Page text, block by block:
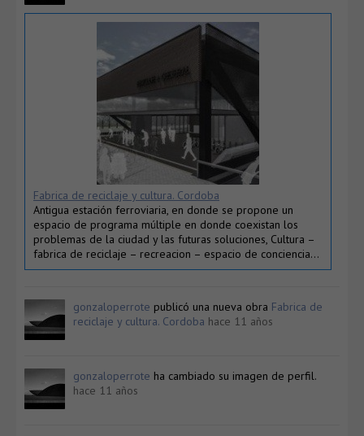
Fabrica de reciclaje y cultura. Cordoba
Antigua estación ferroviaria, en donde se propone un
espacio de programa múltiple en donde coexistan los
problemas de la ciudad y las futuras soluciones, Cultura –
fabrica de reciclaje – recreacion – espacio de conciencia…
gonzaloperrote publicó una nueva obra Fabrica de
reciclaje y cultura. Cordoba hace 11 años
gonzaloperrote ha cambiado su imagen de perfil.
hace 11 años